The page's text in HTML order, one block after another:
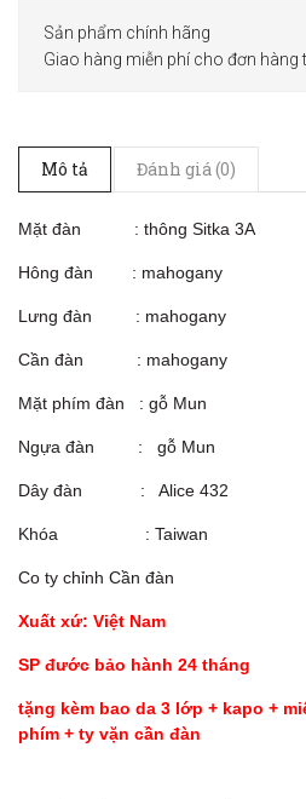
Sản phẩm chính hãng
Giao hàng miễn phí cho đơn hàng
Mô tả Đánh giá (0)
Mặt đàn : thông Sitka 3A
Hông đàn : mahogany
Lưng đàn : mahogany
Cần đàn : mahogany
Mặt phím đàn : gỗ Mun
Ngựa đàn : gỗ Mun
Dây đàn : Alice 432
Khóa : Taiwan
Co ty chỉnh Cần đàn
Xuất xứ: Việt Nam
SP đước bảo hành 24 tháng
tặng kèm bao da 3 lớp + kapo +
phím + ty vặn cần đàn